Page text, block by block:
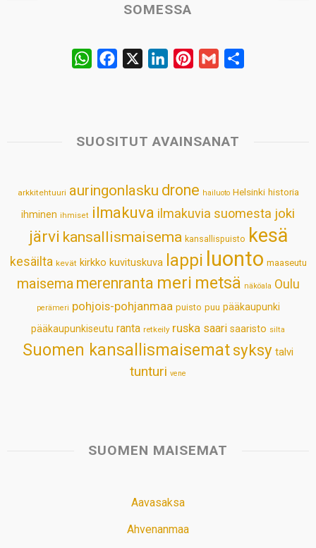
SOMESSA
W
s
p
b
k
e
n
e
s
t
l
SUOSITUT AVAINSANAT
arkkitehtuuri auringonlasku drone hailuoto Helsinki historia
ihminen ihmiset ilmakuva ilmakuvia suomesta joki
järvi kansallismaisema kansallispuisto kesä
kesäilta kevät kirkko kuvituskuva lappi luonto maaseutu
maisema merenranta meri metsä näköala Oulu
perämeri pohjois-pohjanmaa puisto puu pääkaupunki
pääkaupunkiseutu ranta retkeily ruska saari saaristo silta
Suomen kansallismaisematsyksy talvi
tunturi vene
SUOMEN MAISEMAT
Aavasaksa
Ahvenanmaa